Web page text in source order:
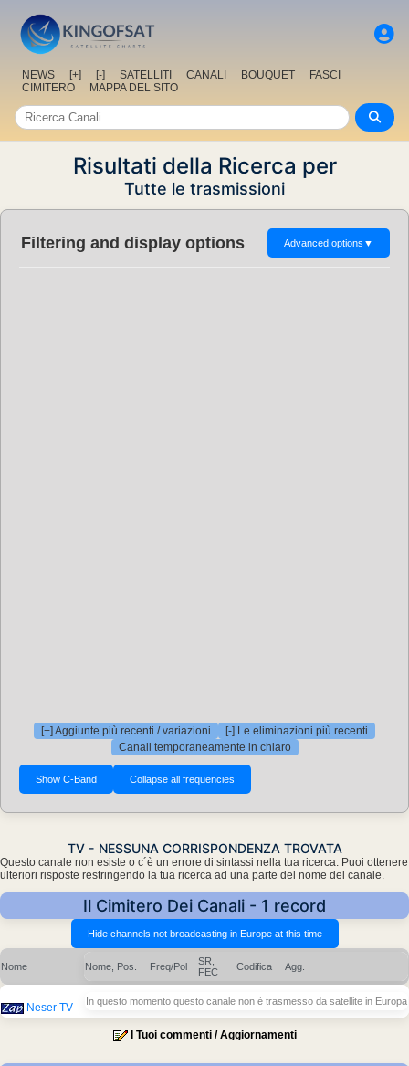
NEWS [+] [-] SATELLITI CANALI BOUQUET
FASCI
CIMITERO
MAPPA DEL SITO
Risultati della Ricerca per
Tutte le trasmissioni
Filtering and display options Advanced options ▼
[+] Aggiunte più recenti / variazioni
[-] Le eliminazioni più recenti
Canali temporaneamente in chiaro
TV - NESSUNA CORRISPONDENZA TROVATA
Questo canale non esiste o c´è un errore di sintassi nella tua ricerca. Puoi ottenere
ulteriori risposte restringendo la tua ricerca ad una parte del nome del canale.
Il Cimitero Dei Canali - 1 record
Nome Nome, Pos. Freq/Pol
SR,
FEC
Codifica Agg.
Neser TV In questo momento questo canale non è trasmesso da satellite in Europa
I Tuoi commenti / Aggiornamenti